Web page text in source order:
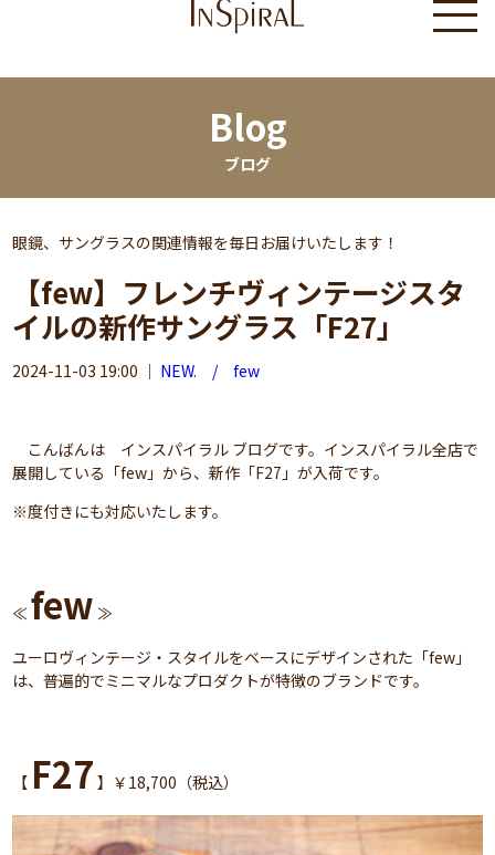
Blog
ブログ
眼鏡、サングラスの関連情報を毎日お届けいたします！
【few】フレンチヴィンテージスタ
イルの新作サングラス「F27」
2024-11-03 19:00 ｜ NEW. / few
こんばんは インスパイラル ブログです。インスパイラル全店で
展開している「few」から、新作「F27」が入荷です。
※度付きにも対応いたします。
≪ few ≫
ユーロヴィンテージ・スタイルをベースにデザインされた「few」
は、普遍的でミニマルなプロダクトが特徴のブランドです。
【 F27 】￥18,700（税込）